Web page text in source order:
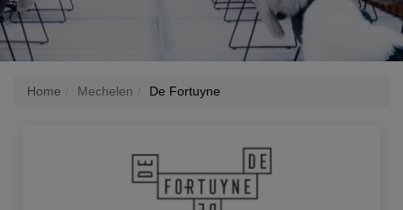
Home Mechelen De Fortuyne